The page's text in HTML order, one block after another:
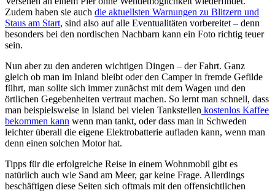
Zudem haben sie auch die aktuellsten Warnungen zu Blitzern und
Staus am Start, sind also auf alle Eventualitäten vorbereitet – denn
besonders bei den nordischen Nachbarn kann ein Foto richtig teuer
sein.
Nun aber zu den anderen wichtigen Dingen – der Fahrt. Ganz
gleich ob man im Inland bleibt oder den Camper in fremde Gefilde
führt, man sollte sich immer zunächst mit dem Wagen und den
örtlichen Gegebenheiten vertraut machen. So lernt man schnell, dass
man beispielsweise in Island bei vielen Tankstellen kostenlos Kaffee
bekommen kann wenn man tankt, oder dass man in Schweden
leichter überall die eigene Elektrobatterie aufladen kann, wenn man
denn einen solchen Motor hat.
Tipps für die erfolgreiche Reise in einem Wohnmobil gibt es
natürlich auch wie Sand am Meer, gar keine Frage. Allerdings
beschäftigen diese Seiten sich oftmals mit den offensichtlichen